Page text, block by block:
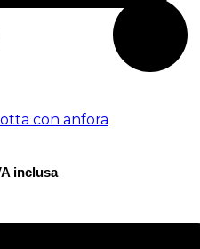
con anfora
inclusa